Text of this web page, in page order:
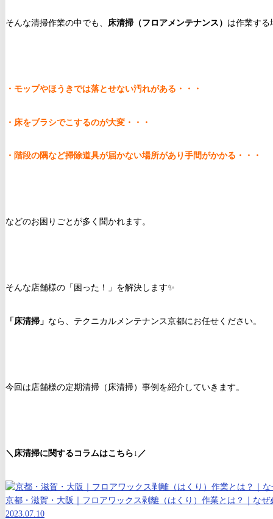
そんな清掃作業の中でも、 床清掃（フロアメンテナンス） は作業する
・モップやほうきでは落とせない汚れがある・・・
・床をブラシでこするのが大変・・・
・階段の隅など掃除道具が届かない場所があり手間がかかる・・・
などのお困りごとが多く聞かれます。
そんな店舗様の「困った！」を解決します✨
「床清掃」 なら、テクニカルメンテナンス京都にお任せください。
今回は店舗様の定期清掃（床清掃）事例を紹介していきます。
＼床清掃に関するコラムはこちら↓／
京都・滋賀・大阪｜フロアワックス剥離（はくり）作業とは？｜なぜ
2023.07.10